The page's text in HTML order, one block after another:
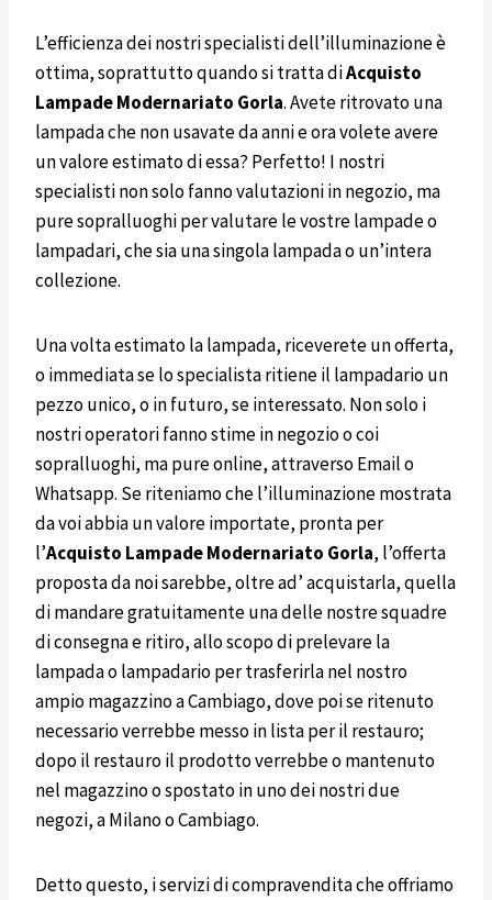
L’efficienza dei nostri specialisti dell’illuminazione è
ottima, soprattutto quando si tratta diAcquisto
Lampade Modernariato Gorla. Avete ritrovato una
lampada che non usavate da anni e ora volete avere
un valore estimato di essa? Perfetto! I nostri
specialisti non solo fanno valutazioni in negozio, ma
pure sopralluoghi per valutare le vostre lampade o
lampadari, che sia una singola lampada o un’intera
collezione.
Una volta estimato la lampada, riceverete un offerta,
o immediata se lo specialista ritiene il lampadario un
pezzo unico, o in futuro, se interessato. Non solo i
nostri operatori fanno stime in negozio o coi
sopralluoghi, ma pure online, attraverso Email o
Whatsapp. Se riteniamo che l’illuminazione mostrata
da voi abbia un valore importate, pronta per
l’Acquisto Lampade Modernariato Gorla, l’offerta
proposta da noi sarebbe, oltre ad’ acquistarla, quella
di mandare gratuitamente una delle nostre squadre
di consegna e ritiro, allo scopo di prelevare la
lampada o lampadario per trasferirla nel nostro
ampio magazzino a Cambiago, dove poi se ritenuto
necessario verrebbe messo in lista per il restauro;
dopo il restauro il prodotto verrebbe o mantenuto
nel magazzino o spostato in uno dei nostri due
negozi, a Milano o Cambiago.
Detto questo, i servizi dicompravendita che offriamo